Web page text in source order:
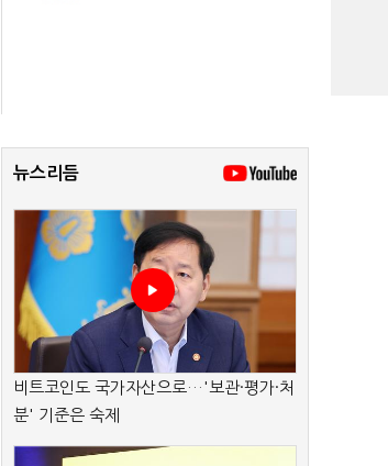
뉴스리듬
비트코인도 국가자산으로…'보관·평가·처
분' 기준은 숙제